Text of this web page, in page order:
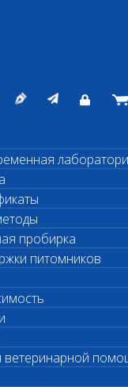
лаборатория
пробирка
питомников
ветеринарной